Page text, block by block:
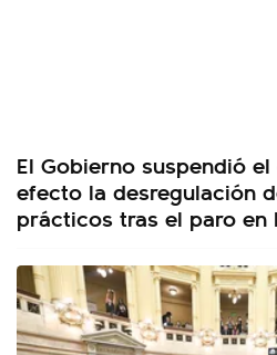
El Gobierno suspendió
efecto la desregulación
prácticos tras el paro en